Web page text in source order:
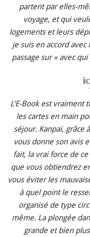
partent par elles-
voyage, et qui
logements et leurs
je suis en accord
passage sur « avec
L’E-Book est
les cartes en main
séjour. Kanpai, grâce
vous donne son avis
fait, la vrai force de
que vous obtiendrez
vous éviter les
à quel point le
organisé de type
même. La plongée
grande et bien